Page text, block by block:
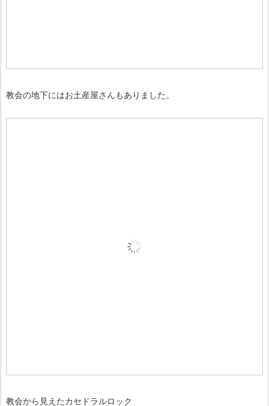
教会の地下にはお土産屋さんもありました。
教会から見えたカセドラルロック